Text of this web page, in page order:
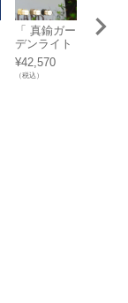
「 真鍮ガー
デンライト
BH1000 LE
D くもりガ
ラス 人感セ
¥42,570
（税込）
「真